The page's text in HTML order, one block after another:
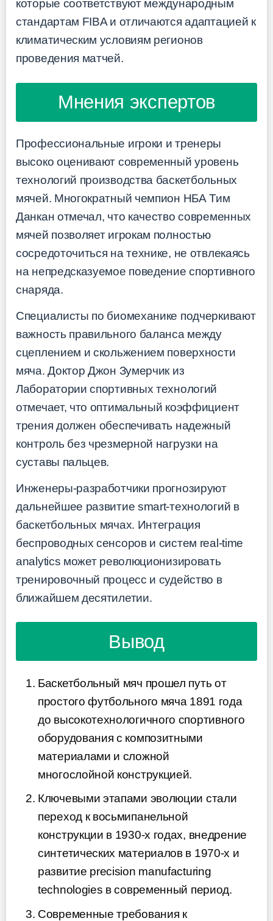
которые соответствуют международным
стандартам FIBA и отличаются адаптацией к
климатическим условиям регионов
проведения матчей.
Мнения экспертов
Профессиональные игроки и тренеры
высоко оценивают современный уровень
технологий производства баскетбольных
мячей. Многократный чемпион НБА Тим
Данкан отмечал, что качество современных
мячей позволяет игрокам полностью
сосредоточиться на технике, не отвлекаясь
на непредсказуемое поведение спортивного
снаряда.
Специалисты по биомеханике подчеркивают
важность правильного баланса между
сцеплением и скольжением поверхности
мяча. Доктор Джон Зумерчик из
Лаборатории спортивных технологий
отмечает, что оптимальный коэффициент
трения должен обеспечивать надежный
контроль без чрезмерной нагрузки на
суставы пальцев.
Инженеры-разработчики прогнозируют
дальнейшее развитие smart-технологий в
баскетбольных мячах. Интеграция
беспроводных сенсоров и систем real-time
analytics может революционизировать
тренировочный процесс и судейство в
ближайшем десятилетии.
Вывод
Баскетбольный мяч прошел путь от
простого футбольного мяча 1891 года
до высокотехнологичного спортивного
оборудования с композитными
материалами и сложной
многослойной конструкцией.
Ключевыми этапами эволюции стали
переход к восьмипанельной
конструкции в 1930-х годах, внедрение
синтетических материалов в 1970-х и
развитие precision manufacturing
technologies в современный период.
Современные требования к